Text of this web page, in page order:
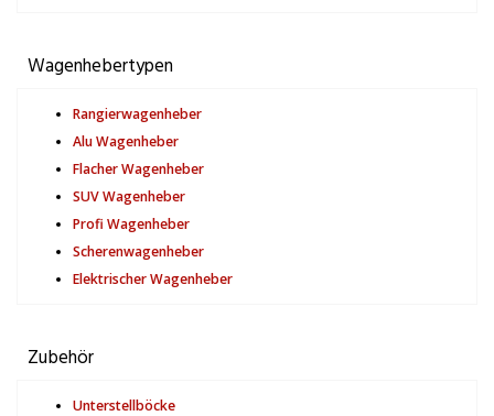
Wagenhebertypen
Rangierwagenheber
Alu Wagenheber
Flacher Wagenheber
SUV Wagenheber
Profi Wagenheber
Scherenwagenheber
Elektrischer Wagenheber
Zubehör
Unterstellböcke